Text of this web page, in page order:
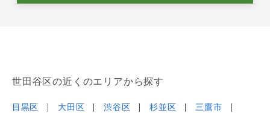
世田谷区の近くのエリアから探す
目黒区 大田区 渋谷区 杉並区
三鷹市